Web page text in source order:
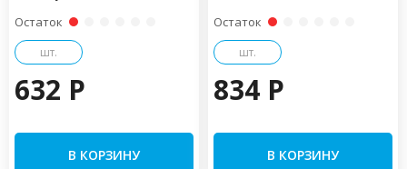
Остаток
шт.
632 P
В КОРЗИНУ
Остаток
шт.
834 P
В КОРЗИНУ